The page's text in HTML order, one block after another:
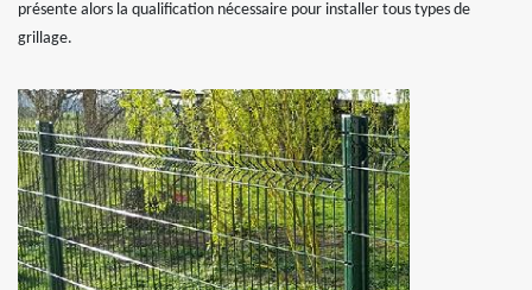
présente alors la qualification nécessaire pour installer tous types de
grillage.